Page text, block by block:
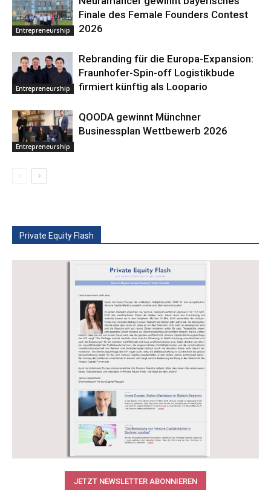
Entrepreneurship
Finale des Female Founders Contest
2026
Entrepreneurship
Rebranding für die Europa-Expansion:
Fraunhofer-Spin-off Logistikbude
firmiert künftig als Loopario
Entrepreneurship
QOODA gewinnt Münchner
Businessplan Wettbewerb 2026
Private Equity Flash
JETZT NEWSLETTER ABONNIEREN